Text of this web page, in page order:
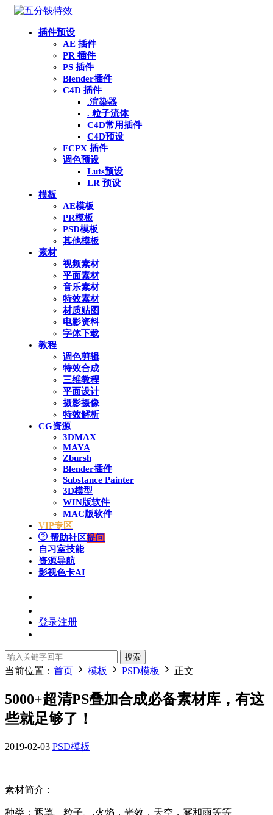
插件预设
AE 插件
PR 插件
PS 插件
Blender插件
C4D 插件
.渲染器
. 粒子流体
C4D常用插件
C4D预设
FCPX 插件
调色预设
Luts预设
LR 预设
模板
AE模板
PR模板
PSD模板
其他模板
素材
视频素材
平面素材
音乐素材
特效素材
材质贴图
电影资料
字体下载
教程
调色剪辑
特效合成
三维教程
平面设计
摄影摄像
特效解析
CG资源
3DMAX
MAYA
Zbursh
Blender插件
Substance Painter
3D模型
WIN版软件
MAC版软件
VIP专区
帮助社区提问
自习室技能
资源导航
影视色卡AI
登录注册
搜索
当前位置： 首页 模板 PSD模板 正文
5000+超清PS叠加合成必备素材库，有这
些就足够了！
2019-02-03 PSD模板
素材简介：
种类：遮罩、粒子、,火焰，光效，天空，雾和雨等等